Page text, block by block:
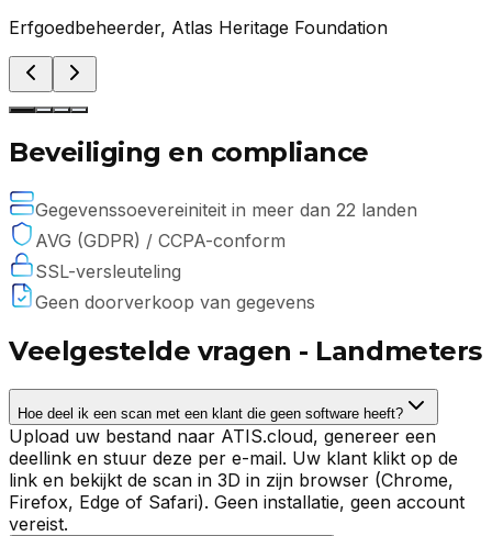
Erfgoedbeheerder, Atlas Heritage Foundation
Beveiliging en compliance
Gegevenssoevereiniteit in meer dan 22 landen
AVG (GDPR) / CCPA-conform
SSL-versleuteling
Geen doorverkoop van gegevens
Veelgestelde vragen - Landmeters
Hoe deel ik een scan met een klant die geen software heeft?
Upload uw bestand naar ATIS.cloud, genereer een
deellink en stuur deze per e-mail. Uw klant klikt op de
link en bekijkt de scan in 3D in zijn browser (Chrome,
Firefox, Edge of Safari). Geen installatie, geen account
vereist.